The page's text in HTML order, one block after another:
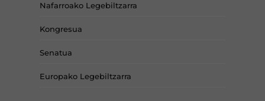
Nafarroako Legebiltzarra
Kongresua
Senatua
Europako Legebiltzarra